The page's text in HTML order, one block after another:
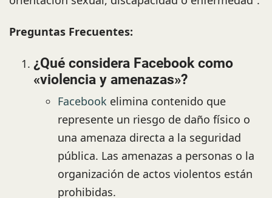
Preguntas Frecuentes:
¿Qué considera Facebook como
«violencia y amenazas»?
Facebook elimina contenido que
represente un riesgo de daño físico o
una amenaza directa a la seguridad
pública. Las amenazas a personas o la
organización de actos violentos están
prohibidas.